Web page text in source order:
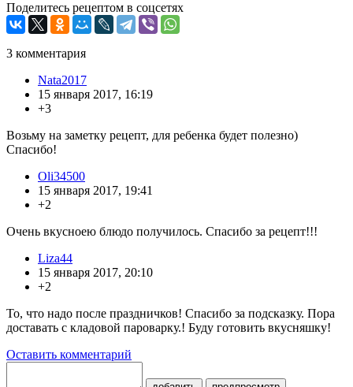
Поделитесь рецептом в соцсетях
3 комментария
Nata2017
15 января 2017, 16:19
+3
Возьму на заметку рецепт, для ребенка будет полезно)
Спасибо!
Oli34500
15 января 2017, 19:41
+2
Очень вкусноею блюдо получилось. Спасибо за рецепт!!!
Liza44
15 января 2017, 20:10
+2
То, что надо после праздничков! Спасибо за подсказку. Пора
доставать с кладовой пароварку.! Буду готовить вкусняшку!
Оставить комментарий